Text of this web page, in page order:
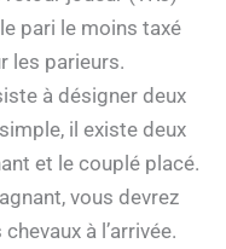
pari le moins taxé
les parieurs.
à désigner deux
il existe deux
et le couplé placé.
vous devrez
à l’arrivée.